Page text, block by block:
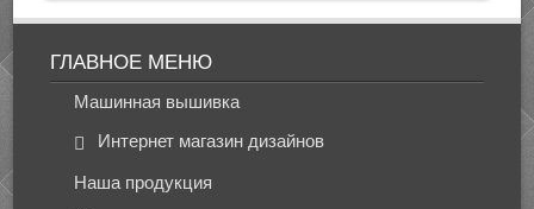
ГЛАВНОЕ МЕНЮ
Машинная вышивка
Интернет магазин дизайнов
Наша продукция